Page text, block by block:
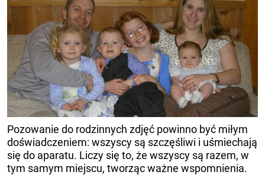
Pozowanie do rodzinnych zdjęć powinno być miłym
doświadczeniem: wszyscy są szczęśliwi i uśmiechają
się do aparatu. Liczy się to, że wszyscy są razem, w
tym samym miejscu, tworząc ważne wspomnienia.